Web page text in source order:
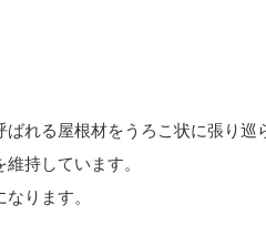
れる屋根材をうろこ状に張り巡
持しています。
ります。